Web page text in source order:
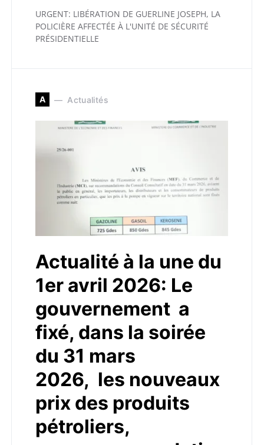
URGENT: LIBÉRATION DE GUERLINE JOSEPH, LA
POLICIÈRE AFFECTÉE À L'UNITÉ DE SÉCURITÉ
PRÉSIDENTIELLE
A Actualités
Actualité à la une du
1er avril 2026: Le
gouvernement a
fixé, dans la soirée
du 31 mars
2026, les nouveaux
prix des produits
pétroliers,